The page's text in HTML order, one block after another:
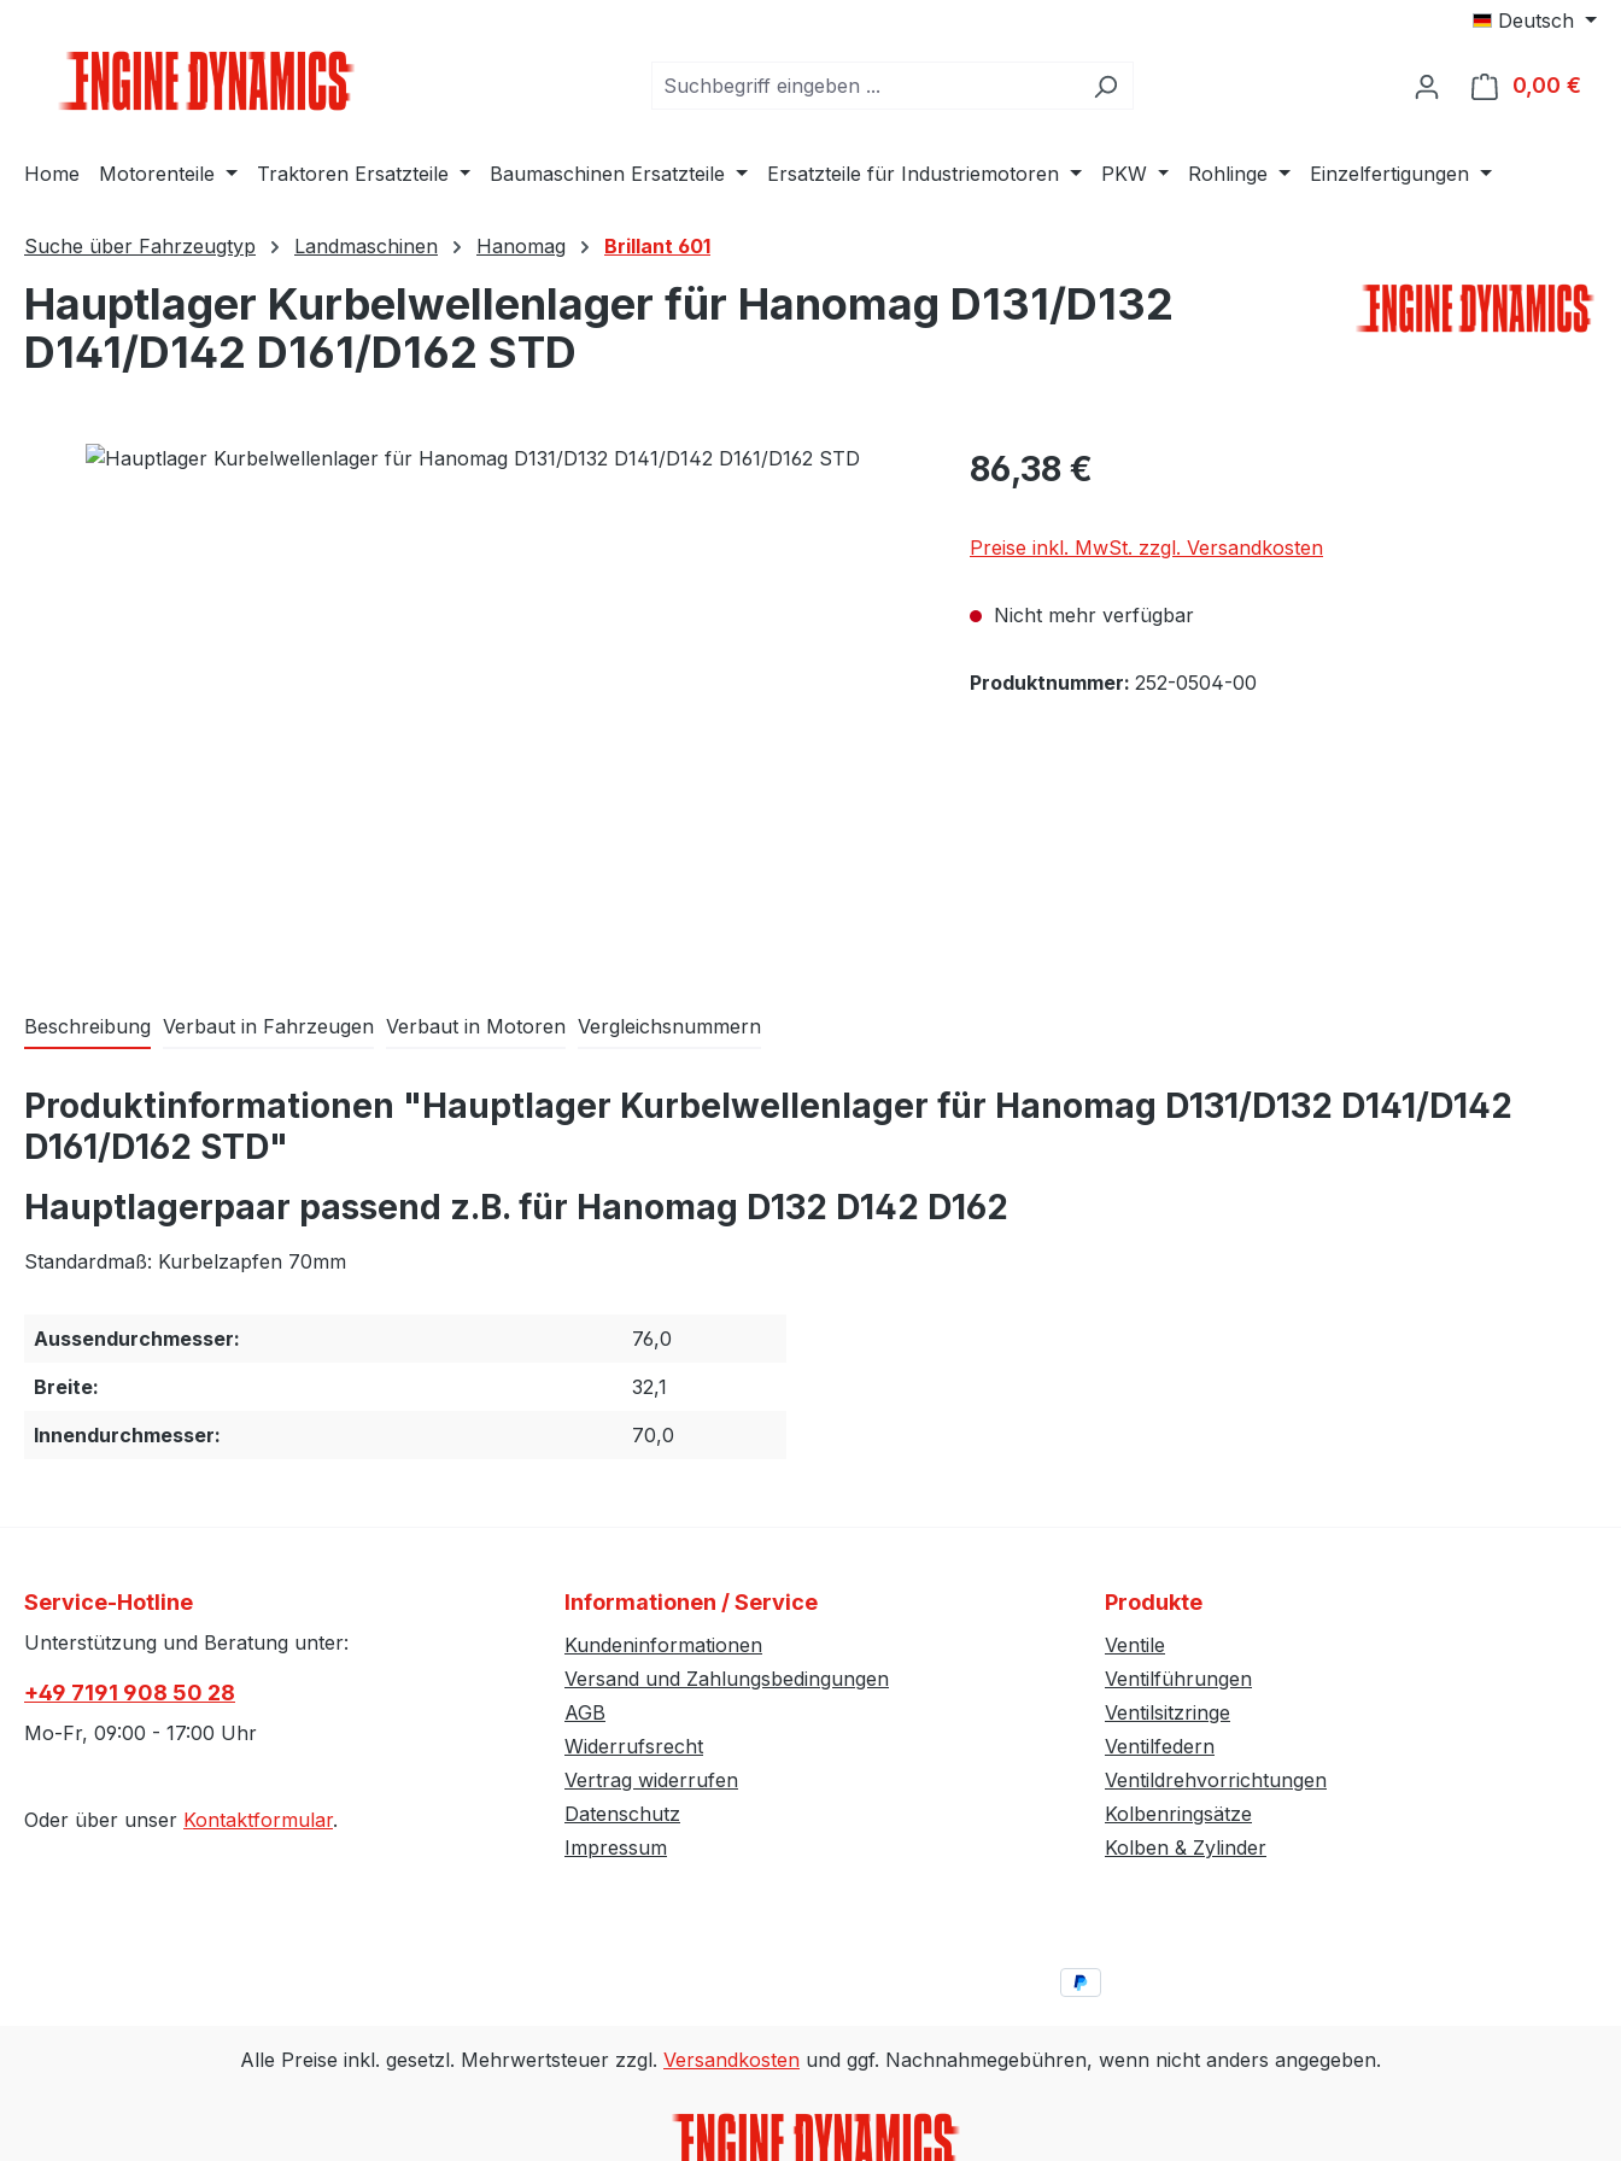
Deutsch
0,00 €
Home Motorenteile Traktoren Ersatzteile Baumaschinen Ersatzteile Ersatzteile für Industriemotoren PKW Rohlinge Einzelfertigungen
Suche über Fahrzeugtyp Landmaschinen Hanomag Brillant 601
Hauptlager Kurbelwellenlager für Hanomag D131/D132
D141/D142 D161/D162 STD
Bildergalerie überspringen Regulärer Preis:
86,38 €
Preise inkl. MwSt. zzgl. Versandkosten
Nicht mehr verfügbar
Produktnummer: 252-0504-00
Beschreibung Verbaut in Fahrzeugen Verbaut in Motoren Vergleichsnummern
Produktinformationen "Hauptlager Kurbelwellenlager für Hanomag D131/D132 D141/D142
D161/D162 STD"
Hauptlagerpaar passend z.B. für Hanomag D132 D142 D162
Standardmaß: Kurbelzapfen 70mm
Aussendurchmesser:
76,0
Breite:
32,1
Innendurchmesser:
70,0
Service-Hotline
Unterstützung und Beratung unter:
+49 7191 908 50 28
Mo-Fr, 09:00 - 17:00 Uhr
Oder über unser Kontaktformular.
Informationen / Service
Kundeninformationen
Versand und Zahlungsbedingungen
AGB
Widerrufsrecht
Vertrag widerrufen
Datenschutz
Impressum
Produkte
Ventile
Ventilführungen
Ventilsitzringe
Ventilfedern
Ventildrehvorrichtungen
Kolbenringsätze
Kolben & Zylinder
Alle Preise inkl. gesetzl. Mehrwertsteuer zzgl. Versandkosten und ggf. Nachnahmegebühren, wenn nicht anders angegeben.